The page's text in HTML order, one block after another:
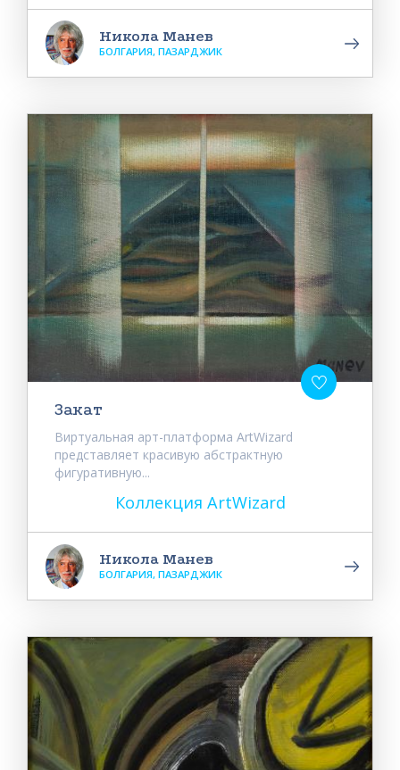
Никола Манев
БОЛГАРИЯ, ПАЗАРДЖИК
Закат
Виртуальная арт-платформа ArtWizard
представляет красивую абстрактную
фигуративную...
Коллекция ArtWizard
Никола Манев
БОЛГАРИЯ, ПАЗАРДЖИК